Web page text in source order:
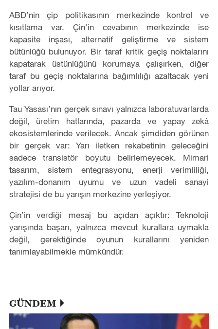
ABD’nin çip politikasının merkezinde kontrol ve
kısıtlama var. Çin’in cevabının merkezinde ise
kapasite inşası, alternatif geliştirme ve sistem
bütünlüğü bulunuyor. Bir taraf kritik geçiş noktalarını
kapatarak üstünlüğünü korumaya çalışırken, diğer
taraf bu geçiş noktalarına bağımlılığı azaltacak yeni
yollar arıyor.
Tau Yasası’nın gerçek sınavı yalnızca laboratuvarlarda
değil, üretim hatlarında, pazarda ve yapay zekâ
ekosistemlerinde verilecek. Ancak şimdiden görünen
bir gerçek var: Yarı iletken rekabetinin geleceğini
sadece transistör boyutu belirlemeyecek. Mimari
tasarım, sistem entegrasyonu, enerji verimliliği,
yazılım-donanım uyumu ve uzun vadeli sanayi
stratejisi de bu yarışın merkezine yerleşiyor.
Çin’in verdiği mesaj bu açıdan açıktır: Teknoloji
yarışında başarı, yalnızca mevcut kurallara uymakla
değil, gerektiğinde oyunun kurallarını yeniden
tanımlayabilmekle mümkündür.
GÜNDEM